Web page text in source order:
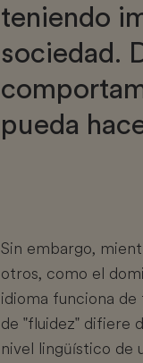
teniendo
sociedad.
pueda
Sin embargo,
otros, como el
idioma funciona
de "fluidez" difiere
nivel lingüístico de